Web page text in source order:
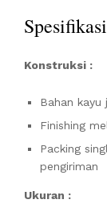
Spesifikasi
Konstruksi :
Bahan
Finishing
Packing
pengiriman
Ukuran :